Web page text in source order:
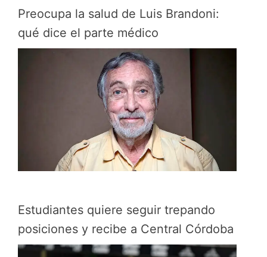
Preocupa la salud de Luis Brandoni:
qué dice el parte médico
Estudiantes quiere seguir trepando
posiciones y recibe a Central Córdoba